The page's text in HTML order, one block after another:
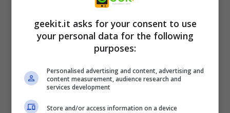
geekit.it asks for your consent to use
your personal data for the following
purposes:
Personalised advertising and content, advertising and
content measurement, audience research and
services development
Store and/or access information on a device